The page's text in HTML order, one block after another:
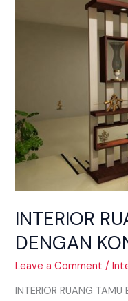
INTERIOR
DENGAN
Leave a Comment /
INTERIOR RUANG TAMU